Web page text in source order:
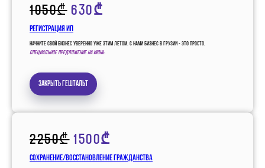
1050₾ 630₾
Регистрация ИП
Начните свой бизнес уверенно уже этим летом. С нами бизнес в Грузии - это просто.
Специальное предложение на июнь.
Закрыть гештальт
2250₾ 1500₾
Сохранение/восстановление гражданства